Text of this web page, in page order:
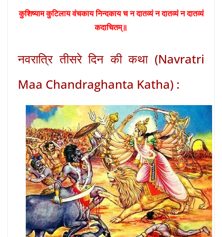
कुशिष्याम कुटिलाय वंचकाय निन्दकाय च न दातव्यं न दातव्यं न दातव्यं
कदाचितम्॥
नवरात्रि तीसरे दिन की कथा (Navratri
Maa Chandraghanta Katha) :